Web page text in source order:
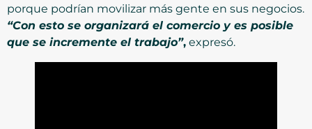
porque podrían movilizar más gente en sus negocios.
“Con esto se organizará el comercio y es posible
que se incremente el trabajo”, expresó.